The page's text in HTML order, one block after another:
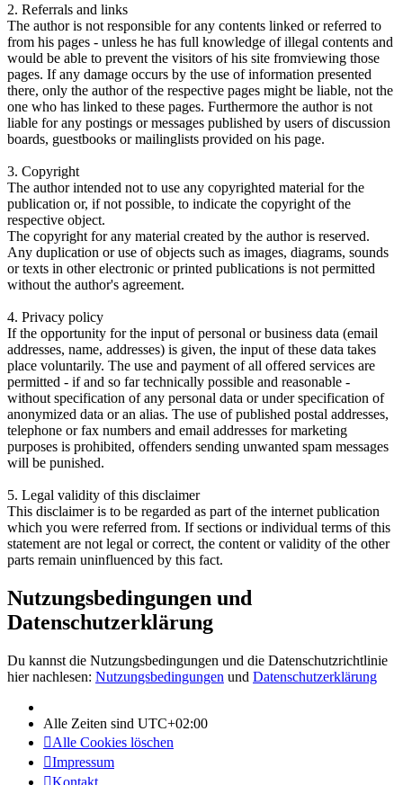
2. Referrals and links
The author is not responsible for any contents linked or referred to
from his pages - unless he has full knowledge of illegal contents and
would be able to prevent the visitors of his site fromviewing those
pages. If any damage occurs by the use of information presented
there, only the author of the respective pages might be liable, not the
one who has linked to these pages. Furthermore the author is not
liable for any postings or messages published by users of discussion
boards, guestbooks or mailinglists provided on his page.
3. Copyright
The author intended not to use any copyrighted material for the
publication or, if not possible, to indicate the copyright of the
respective object.
The copyright for any material created by the author is reserved.
Any duplication or use of objects such as images, diagrams, sounds
or texts in other electronic or printed publications is not permitted
without the author's agreement.
4. Privacy policy
If the opportunity for the input of personal or business data (email
addresses, name, addresses) is given, the input of these data takes
place voluntarily. The use and payment of all offered services are
permitted - if and so far technically possible and reasonable -
without specification of any personal data or under specification of
anonymized data or an alias. The use of published postal addresses,
telephone or fax numbers and email addresses for marketing
purposes is prohibited, offenders sending unwanted spam messages
will be punished.
5. Legal validity of this disclaimer
This disclaimer is to be regarded as part of the internet publication
which you were referred from. If sections or individual terms of this
statement are not legal or correct, the content or validity of the other
parts remain uninfluenced by this fact.
Nutzungsbedingungen und
Datenschutzerklärung
Du kannst die Nutzungsbedingungen und die Datenschutzrichtlinie
hier nachlesen: Nutzungsbedingungen und Datenschutzerklärung
Alle Zeiten sind UTC+02:00
Alle Cookies löschen
Impressum
Kontakt